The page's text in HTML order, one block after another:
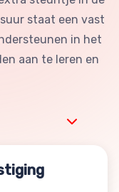
staat een vast
in het
aan te leren en